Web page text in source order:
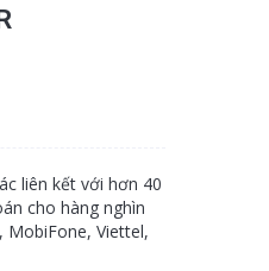
liên kết với hơn 40
cho hàng nghìn
MobiFone, Viettel,